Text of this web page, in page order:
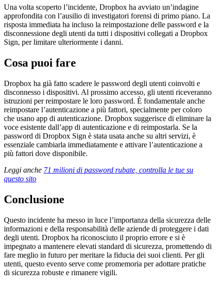
Una volta scoperto l’incidente, Dropbox ha avviato un’indagine
approfondita con l’ausilio di investigatori forensi di primo piano. La
risposta immediata ha incluso la reimpostazione delle password e la
disconnessione degli utenti da tutti i dispositivi collegati a Dropbox
Sign, per limitare ulteriormente i danni.
Cosa puoi fare
Dropbox ha già fatto scadere le password degli utenti coinvolti e
disconnesso i dispositivi. Al prossimo accesso, gli utenti riceveranno
istruzioni per reimpostare le loro password. È fondamentale anche
reimpostare l’autenticazione a più fattori, specialmente per coloro
che usano app di autenticazione. Dropbox suggerisce di eliminare la
voce esistente dall’app di autenticazione e di reimpostarla. Se la
password di Dropbox Sign è stata usata anche su altri servizi, è
essenziale cambiarla immediatamente e attivare l’autenticazione a
più fattori dove disponibile.
Leggi anche 71 milioni di password rubate, controlla le tue su
questo sito
Conclusione
Questo incidente ha messo in luce l’importanza della sicurezza delle
informazioni e della responsabilità delle aziende di proteggere i dati
degli utenti. Dropbox ha riconosciuto il proprio errore e si è
impegnato a mantenere elevati standard di sicurezza, promettendo di
fare meglio in futuro per meritare la fiducia dei suoi clienti. Per gli
utenti, questo evento serve come promemoria per adottare pratiche
di sicurezza robuste e rimanere vigili.